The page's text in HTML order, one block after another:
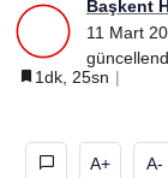
Başkent
11 Mart
1dk, 25sn
A+ A-